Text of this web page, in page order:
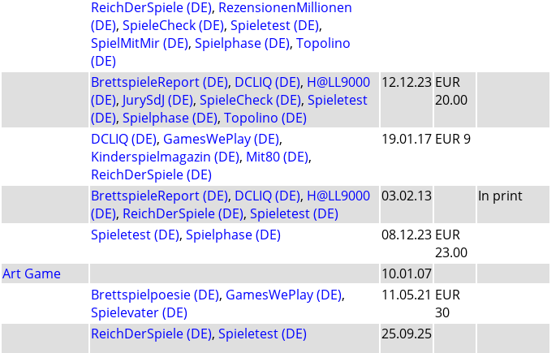
ReichDerSpiele (DE), RezensionenMillionen
(DE), SpieleCheck (DE), Spieletest (DE),
SpielMitMir (DE), Spielphase (DE), Topolino
(DE)
BrettspieleReport (DE), DCLIQ (DE), H@LL9000
(DE), JurySdJ (DE), SpieleCheck (DE), Spieletest
(DE), Spielphase (DE), Topolino (DE)
12.12.23 EUR
20.00
DCLIQ (DE), GamesWePlay (DE),
Kinderspielmagazin (DE), Mit80 (DE),
ReichDerSpiele (DE)
19.01.17 EUR 9
BrettspieleReport (DE), DCLIQ (DE), H@LL9000
(DE), ReichDerSpiele (DE), Spieletest (DE)
03.02.13 In print
Spieletest (DE), Spielphase (DE) 08.12.23 EUR
23.00
Art Game
10.01.07
Brettspielpoesie (DE), GamesWePlay (DE),
Spielevater (DE)
11.05.21 EUR
30
ReichDerSpiele (DE), Spieletest (DE) 25.09.25